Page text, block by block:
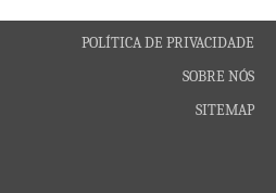
POLÍTICA DE PRIVACIDADE
SOBRE NÓS
SITEMAP